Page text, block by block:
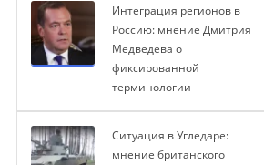
Интеграция регионов в
Россию: мнение Дмитрия
Медведева о
фиксированной
терминологии
Ситуация в Угледаре:
мнение британского